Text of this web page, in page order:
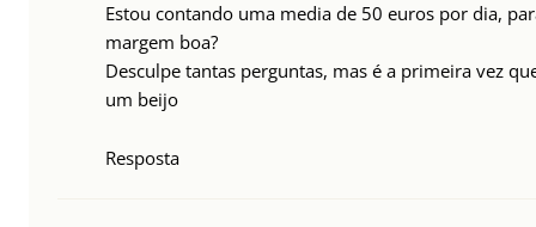
Estou contando uma media de 50 euros por dia,
margem boa?
Desculpe tantas perguntas, mas é a primeira vez
um beijo
Resposta